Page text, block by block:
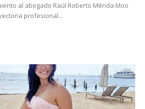
al abogado Raúl Roberto Mérida Moo
profesional...